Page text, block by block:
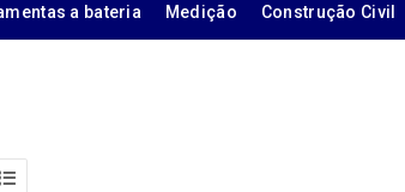
a bateria Medição Construção Civil